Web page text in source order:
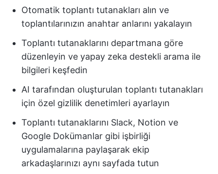
Otomatik toplantı tutanakları alın ve
toplantılarınızın anahtar anlarını yakalayın
Toplantı tutanaklarını departmana göre
düzenleyin ve yapay zeka destekli arama ile
bilgileri keşfedin
AI tarafından oluşturulan toplantı tutanakları
için özel gizlilik denetimleri ayarlayın
Toplantı tutanaklarını Slack, Notion ve
Google Dokümanlar gibi işbirliği
uygulamalarına paylaşarak ekip
arkadaşlarınızı aynı sayfada tutun